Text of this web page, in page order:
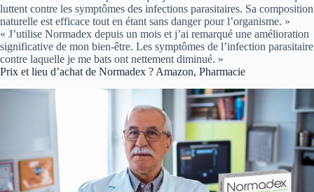
luttent contre les symptômes des infections parasitaires. Sa composition
naturelle est efficace tout en étant sans danger pour l’organisme. »
« J’utilise Normadex depuis un mois et j’ai remarqué une amélioration
significative de mon bien-être. Les symptômes de l’infection parasitaire
contre laquelle je me bats ont nettement diminué. »
Prix et lieu d’achat de Normadex ? Amazon, Pharmacie